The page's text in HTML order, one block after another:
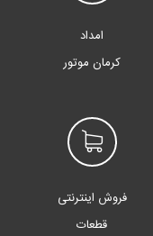
امداد
کرمان موتور
فروش اینترنتی
قطعات